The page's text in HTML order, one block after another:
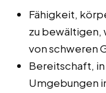
Fähigkeit,
zu bewältigen,
von schweren
Bereitschaft,
Umgebungen